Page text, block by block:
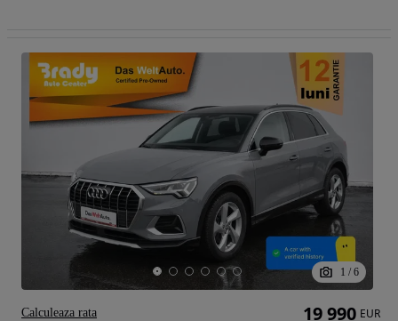
1 / 6
19 990 EUR
Calculeaza rata